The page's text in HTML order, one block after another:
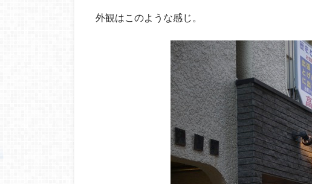
外観はこのような感じ。